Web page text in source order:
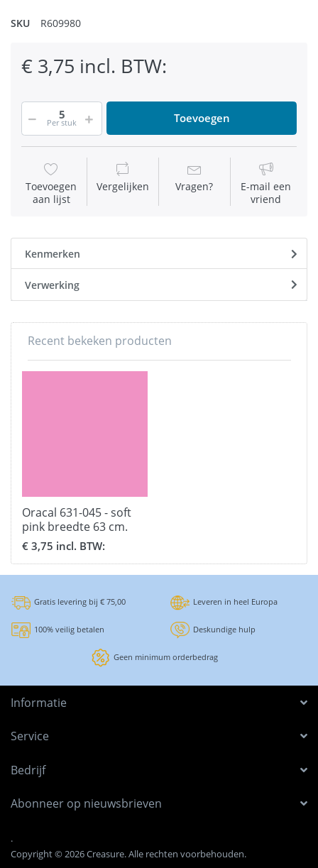
SKU R609980
€ 3,75 incl. BTW:
Per stuk Toevoegen
Toevoegen
aan lijst
Vergelijken Vragen?
E-mail een
vriend
Kenmerken
Verwerking
Recent bekeken producten
Oracal 631-045 - soft
pink breedte 63 cm.
€ 3,75 incl. BTW:
Gratis levering bij € 75,00 Leveren in heel Europa
100% veilig betalen Deskundige hulp
Geen minimum orderbedrag
Informatie
Service
Bedrijf
Abonneer op nieuwsbrieven
.
Copyright © 2026 Creasure. Alle rechten voorbehouden.